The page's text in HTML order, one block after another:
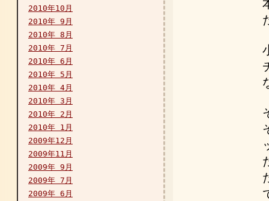
2010年10月
2010年 9月
2010年 8月
2010年 7月
2010年 6月
2010年 5月
2010年 4月
2010年 3月
2010年 2月
2010年 1月
2009年12月
2009年11月
2009年 9月
2009年 7月
2009年 6月